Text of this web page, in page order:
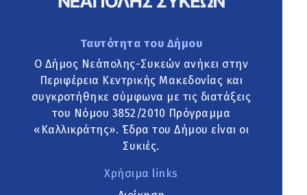
Ταυτότητα του Δήμου
Ο Δήμος Νεάπολης-Συκεών ανήκει στην
Περιφέρεια Κεντρικής Μακεδονίας και
συγκροτήθηκε σύμφωνα με τις διατάξεις
του Νόμου 3852/2010 Πρόγραμμα
«Καλλικράτης». Έδρα του Δήμου είναι οι
Συκιές.
Χρήσιμα links